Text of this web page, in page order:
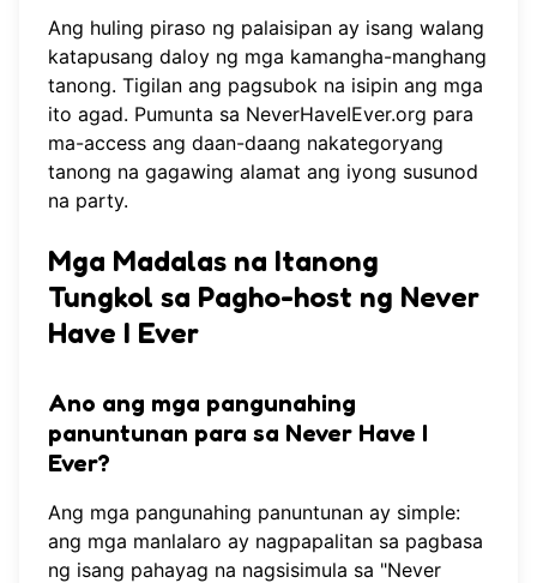
Ang huling piraso ng palaisipan ay isang walang
katapusang daloy ng mga kamangha-manghang
tanong. Tigilan ang pagsubok na isipin ang mga
ito agad. Pumunta sa NeverHaveIEver.org para
ma-access ang daan-daang nakategoryang
tanong na gagawing alamat ang iyong susunod
na party.
Mga Madalas na Itanong
Tungkol sa Pagho-host ng Never
Have I Ever
Ano ang mga pangunahing
panuntunan para sa Never Have I
Ever?
Ang mga pangunahing panuntunan ay simple:
ang mga manlalaro ay nagpapalitan sa pagbasa
ng isang pahayag na nagsisimula sa "Never